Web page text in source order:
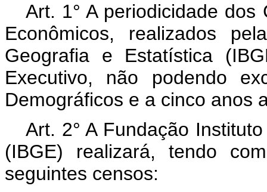
Art. 1° A periodicidade
Econômicos, realizados
Geografia e Estatística
Executivo, não podendo
Demográficos e a cinco anos
Art. 2° A Fundação
(IBGE) realizará, tendo
seguintes censos: